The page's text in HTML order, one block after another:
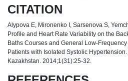
CITATION
Alypova E, Mironenko I, Sarsenova S,
Profile and Heart Rate Variability on the
Baths Courses and General Low-
Patients with Isolated Systolic
Kazakhstan. 2014;1(31):25-32.